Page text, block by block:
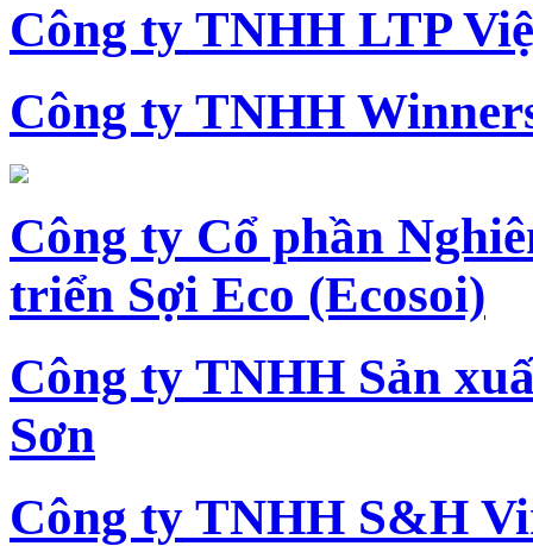
Công ty TNHH LTP
Công ty TNHH
Công ty Cổ phần
triển Sợi Eco (Ecosoi)
Công ty TNHH Sản
Sơn
Công ty TNHH S&H